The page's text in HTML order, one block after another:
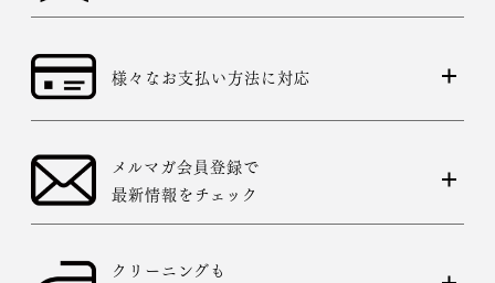
様々なお支払い方法に対応
メルマガ会員登録で
最新情報をチェック
クリーニングも